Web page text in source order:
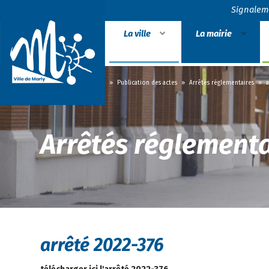
La ville La mairie
Accueil » » Publication des actes » Arrêtés réglementaires »
Arrêtés
arrêté 2022-376